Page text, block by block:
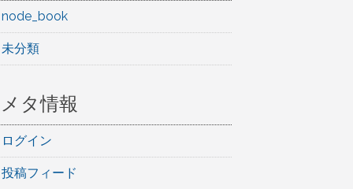
node_book
未分類
メタ情報
ログイン
投稿フィード